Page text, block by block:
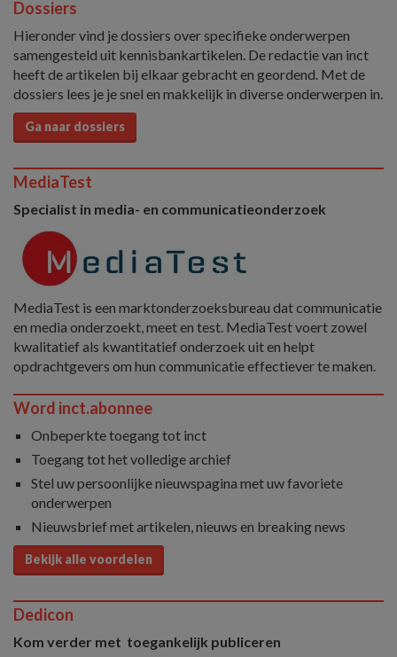
Dossiers
Hieronder vind je dossiers over specifieke onderwerpen
samengesteld uit kennisbankartikelen. De redactie van inct
heeft de artikelen bij elkaar gebracht en geordend. Met de
dossiers lees je je snel en makkelijk in diverse onderwerpen in.
Ga naar dossiers
MediaTest
Specialist in media- en communicatieonderzoek
MediaTest is een marktonderzoeksbureau dat communicatie
en media onderzoekt, meet en test. MediaTest voert zowel
kwalitatief als kwantitatief onderzoek uit en helpt
opdrachtgevers om hun communicatie effectiever te maken.
Word inct.abonnee
Onbeperkte toegang tot inct
Toegang tot het volledige archief
Stel uw persoonlijke nieuwspagina met uw favoriete
onderwerpen
Nieuwsbrief met artikelen, nieuws en breaking news
Bekijk alle voordelen
Dedicon
Kom verder met toegankelijk publiceren